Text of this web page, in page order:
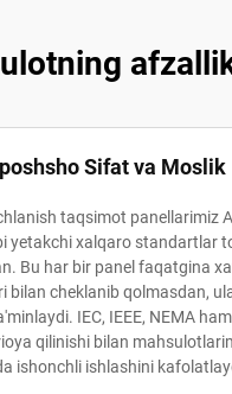
Sifat va Moslik
taqsimot panellarimiz
yetakchi xalqaro standartlar
Bu har bir panel faqatgina
bilan cheklanib qolmasdan,
IEC, IEEE, NEMA
qilinishi bilan
ishonchli ishlashini